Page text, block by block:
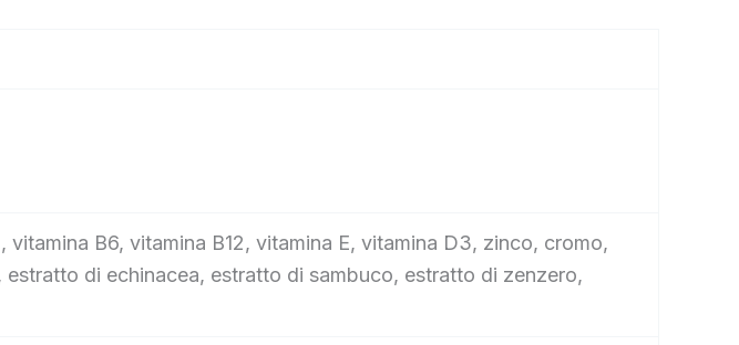
vitamina B6, vitamina B12, vitamina E, vitamina D3, zinco, cromo,
di echinacea, estratto di sambuco, estratto di zenzero,